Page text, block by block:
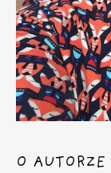
O AUTORZE